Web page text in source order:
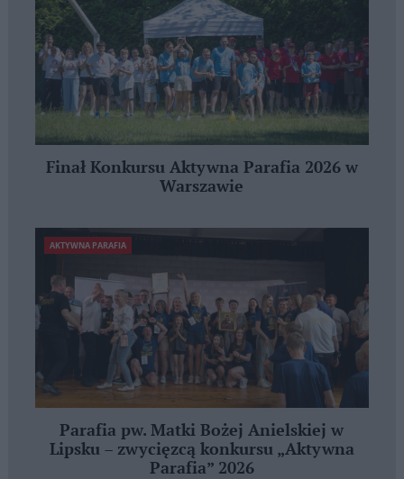
Finał Konkursu Aktywna Parafia 2026 w
Warszawie
AKTYWNA PARAFIA
Parafia pw. Matki Bożej Anielskiej w
Lipsku – zwycięzcą konkursu „Aktywna
Parafia” 2026